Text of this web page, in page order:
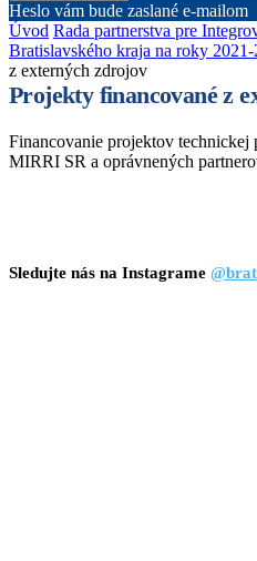
Heslo vám bude zaslané e-mailom
Úvod Rada partnerstva pre
Bratislavského kraja na roky
z externých zdrojov
Projekty financované z
Financovanie projektov
MIRRI SR a oprávnených
Sledujte nás na Instagrame